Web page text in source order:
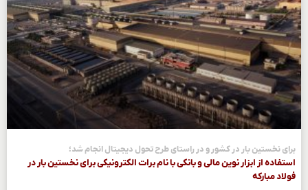
برای نخستین بار در کشور و در راستای طرح تحول دیجیتال انجام شد؛
استفاده از ابزار نوین مالی و بانكی با نام برات الكترونیكی برای نخستین بار در
فولاد مباركه